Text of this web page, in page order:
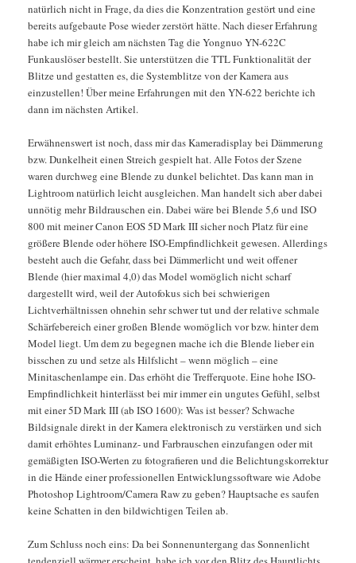
natürlich nicht in Frage, da dies die Konzentration gestört und eine
bereits aufgebaute Pose wieder zerstört hätte. Nach dieser Erfahrung
habe ich mir gleich am nächsten Tag die Yongnuo YN-622C
Funkauslöser bestellt. Sie unterstützen die TTL Funktionalität der
Blitze und gestatten es, die Systemblitze von der Kamera aus
einzustellen! Über meine Erfahrungen mit den YN-622 berichte ich
dann im nächsten Artikel.
Erwähnenswert ist noch, dass mir das Kameradisplay bei Dämmerung
bzw. Dunkelheit einen Streich gespielt hat. Alle Fotos der Szene
waren durchweg eine Blende zu dunkel belichtet. Das kann man in
Lightroom natürlich leicht ausgleichen. Man handelt sich aber dabei
unnötig mehr Bildrauschen ein. Dabei wäre bei Blende 5,6 und ISO
800 mit meiner Canon EOS 5D Mark III sicher noch Platz für eine
größere Blende oder höhere ISO-Empfindlichkeit gewesen. Allerdings
besteht auch die Gefahr, dass bei Dämmerlicht und weit offener
Blende (hier maximal 4,0) das Model womöglich nicht scharf
dargestellt wird, weil der Autofokus sich bei schwierigen
Lichtverhältnissen ohnehin sehr schwer tut und der relative schmale
Schärfebereich einer großen Blende womöglich vor bzw. hinter dem
Model liegt. Um dem zu begegnen mache ich die Blende lieber ein
bisschen zu und setze als Hilfslicht – wenn möglich – eine
Minitaschenlampe ein. Das erhöht die Trefferquote. Eine hohe ISO-
Empfindlichkeit hinterlässt bei mir immer ein ungutes Gefühl, selbst
mit einer 5D Mark III (ab ISO 1600): Was ist besser? Schwache
Bildsignale direkt in der Kamera elektronisch zu verstärken und sich
damit erhöhtes Luminanz- und Farbrauschen einzufangen oder mit
gemäßigten ISO-Werten zu fotografieren und die Belichtungskorrektur
in die Hände einer professionellen Entwicklungssoftware wie Adobe
Photoshop Lightroom/Camera Raw zu geben? Hauptsache es saufen
keine Schatten in den bildwichtigen Teilen ab.
Zum Schluss noch eins: Da bei Sonnenuntergang das Sonnenlicht